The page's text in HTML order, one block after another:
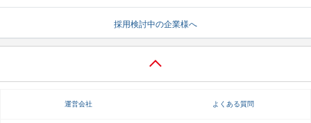
採用検討中の企業様へ
運営会社 よくある質問